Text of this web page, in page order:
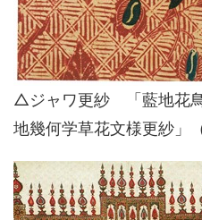
△ジャワ更紗 「藍地花
地幾何学草花文様更紗」